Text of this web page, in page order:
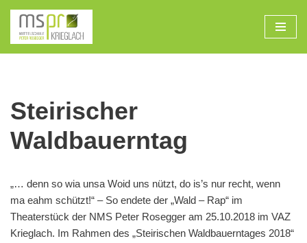
Zum
Inhalt
Steirischer
Waldbauerntag
„… denn so wia unsa Woid uns nützt, do is’s nur recht, wenn
ma eahm schützt!“ – So endete der „Wald – Rap“ im
Theaterstück der NMS Peter Rosegger am 25.10.2018 im VAZ
Krieglach. Im Rahmen des „Steirischen Waldbauerntages 2018“